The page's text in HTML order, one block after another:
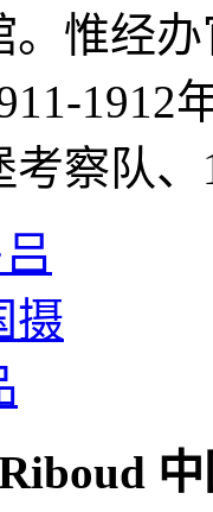
。惟经
1912
考察队